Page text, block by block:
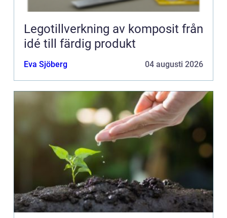
Legotillverkning av komposit från
idé till färdig produkt
Eva Sjöberg 04 augusti 2026